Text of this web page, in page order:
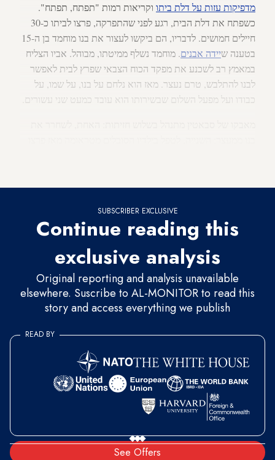
מדפיקות עזות על דלת ביתו וקריאות רמות "תפתח, תפתח".
כשפתח את דלת הבית, רגע לפני שהתפרקה, פרצו לביתו כ-30
חיילים חמושים. לדבריו, הם ביקשו לעצור את בנו מוחמד בן ה-15
בטענה שיידה אבנים. מוחמד נשלף ממיטתו, מבוהל. אביו הצליח
במאמץ רב לשכנע את מפקד הכוח הצבאי שפרץ לבית לאפשר
לבנו להתלבש, טרם נעצר. מאז הוא נלחם על בנו, על שמו, על
כבודו ועל מפעל השלום שבשירותו הוא עובד כמעט שני עשורים.
SUBSCRIBER EXCLUSIVE
Continue reading this
exclusive analysis
Original reporting and analysis unavailable
elsewhere. Suscribe to AL-MONITOR to read this
story and access everything we publish
See Offers
READ BY